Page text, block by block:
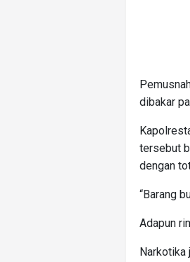
dibakar
tersebut
dengan
“Barang
Adapun